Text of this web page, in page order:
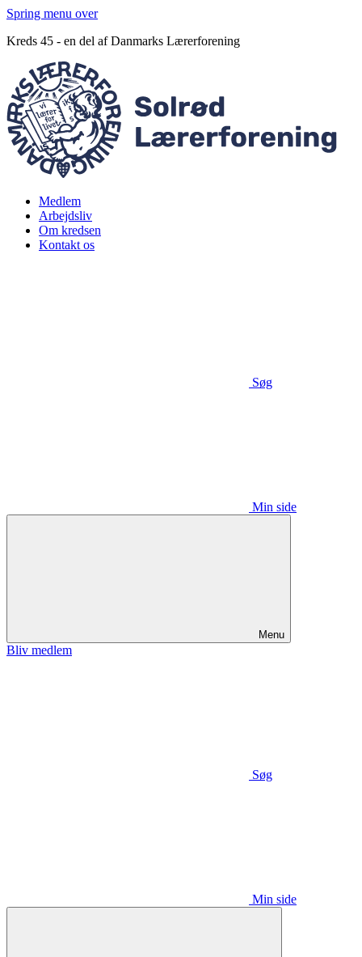
Spring menu over
Kreds 45 - en del af Danmarks Lærerforening
Medlem
Arbejdsliv
Om kredsen
Kontakt os
Søg
Min side
Menu
Bliv medlem
Søg
Min side